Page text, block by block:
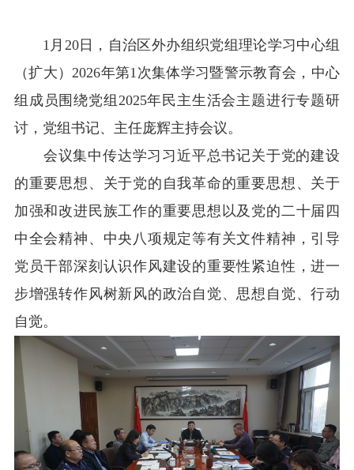
1月20日，自治区外办组织党组理论学习中心组
（扩大）2026年第1次集体学习暨警示教育会，中心
组成员围绕党组2025年民主生活会主题进行专题研
讨，党组书记、主任庞辉主持会议。
会议集中传达学习习近平总书记关于党的建设
的重要思想、关于党的自我革命的重要思想、关于
加强和改进民族工作的重要思想以及党的二十届四
中全会精神、中央八项规定等有关文件精神，引导
党员干部深刻认识作风建设的重要性紧迫性，进一
步增强转作风树新风的政治自觉、思想自觉、行动
自觉。